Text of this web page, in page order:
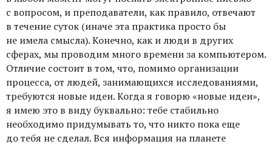
с вопросом, и преподаватели, как правило, отвечают
в течение суток (иначе эта практика просто бы
не имела смысла). Конечно, как и люди в других
сферах, мы проводим много времени за компьютером.
Отличие состоит в том, что, помимо организации
процесса, от людей, занимающихся исследованиями,
требуются новые идеи. Когда я говорю «новые идеи»,
я имею это в виду буквально: тебе стабильно
необходимо придумывать то, что никто пока еще
до тебя не сделал. Вся информация на планете